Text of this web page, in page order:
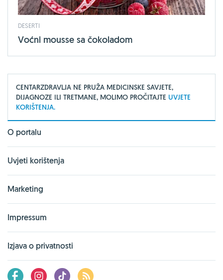
DESERTI
Voćni mousse sa čokoladom
CENTARZDRAVLJA NE PRUŽA MEDICINSKE SAVJETE,
DIJAGNOZE ILI TRETMANE, MOLIMO PROČITAJTE UVJETE
KORIŠTENJA.
O portalu
Uvjeti korištenja
Marketing
Impressum
Izjava o privatnosti